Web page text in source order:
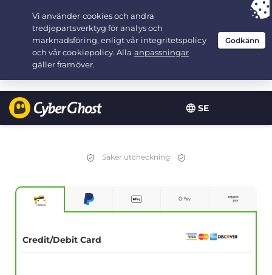
SE
Your choice:The Best Dealfor 2.1666666666667-years at $
/month
Säker utcheckning
Credit/Debit Card